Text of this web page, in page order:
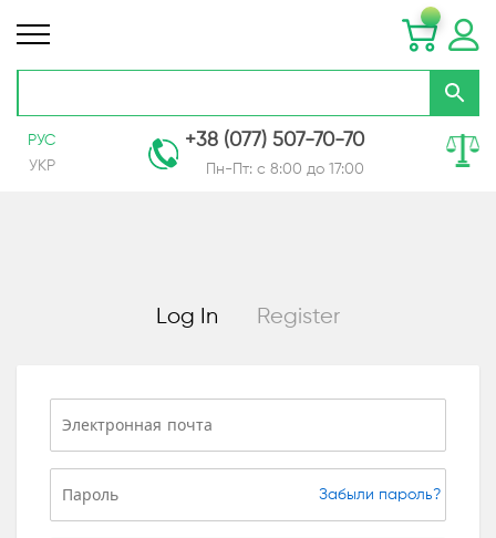
РУС
УКР
+38 (077) 507-70-70
Пн-Пт: с 8:00 до 17:00
Log In Register
Забыли пароль?